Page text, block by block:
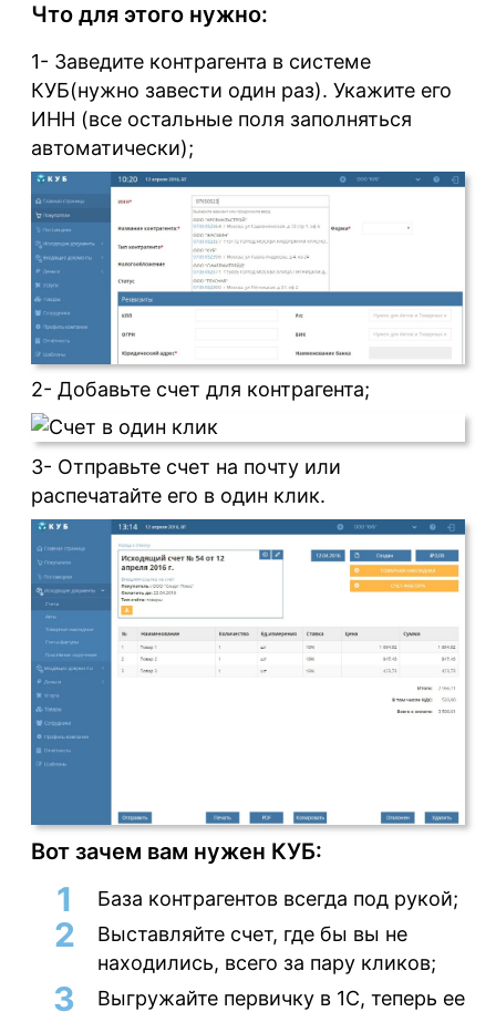
Что для этого нужно:
1- Заведите контрагента в системе
КУБ(нужно завести один раз). Укажите его
ИНН (все остальные поля заполняться
автоматически);
2- Добавьте счет для контрагента;
3- Отправьте счет на почту или
распечатайте его в один клик.
Вот зачем вам нужен КУБ:
База контрагентов всегда под рукой;
Выставляйте счет, где бы вы не
находились, всего за пару кликов;
Выгружайте первичку в 1С, теперь ее